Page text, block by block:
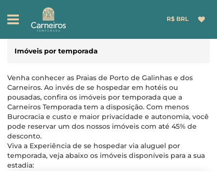
R$ BRL
Imóveis por temporada
Venha conhecer as Praias de Porto de Galinhas e dos
Carneiros. Ao invés de se hospedar em hotéis ou
pousadas, confira os imóveis por temporada que a
Carneiros Temporada tem a disposição. Com menos
Burocracia e custo e maior privacidade e autonomia, você
pode reservar um dos nossos imóveis com até 45% de
desconto.
Viva a Experiência de se hospedar via aluguel por
temporada, veja abaixo os imóveis disponíveis para a sua
estadia: